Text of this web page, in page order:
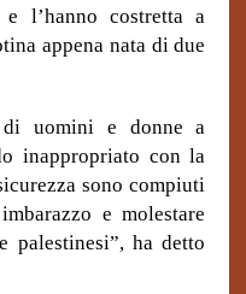
l’hanno costretta a
appena nata di due
uomini e donne a
inappropriato con la
sono compiuti
e molestare
palestinesi”, ha detto